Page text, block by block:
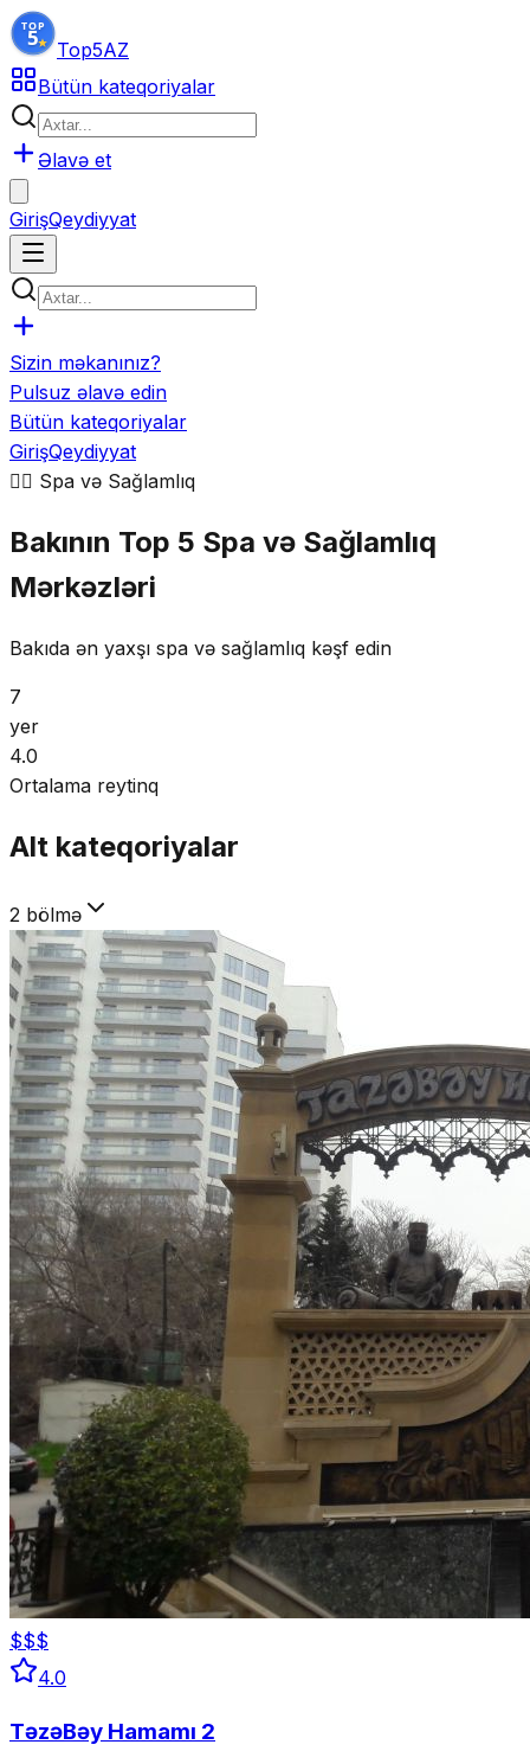
Top5AZ
Bütün kateqoriyalar
Əlavə et
GirişQeydiyyat
Sizin məkanınız?
Pulsuz əlavə edin
Bütün kateqoriyalar
GirişQeydiyyat
💆‍♂️ Spa və Sağlamlıq
Bakının Top 5 Spa və Sağlamlıq
Mərkəzləri
Bakıda ən yaxşı spa və sağlamlıq kəşf edin
7
yer
4.0
Ortalama reytinq
Alt kateqoriyalar
2 bölmə
$$$
4.0
TəzəBəy Hamamı 2